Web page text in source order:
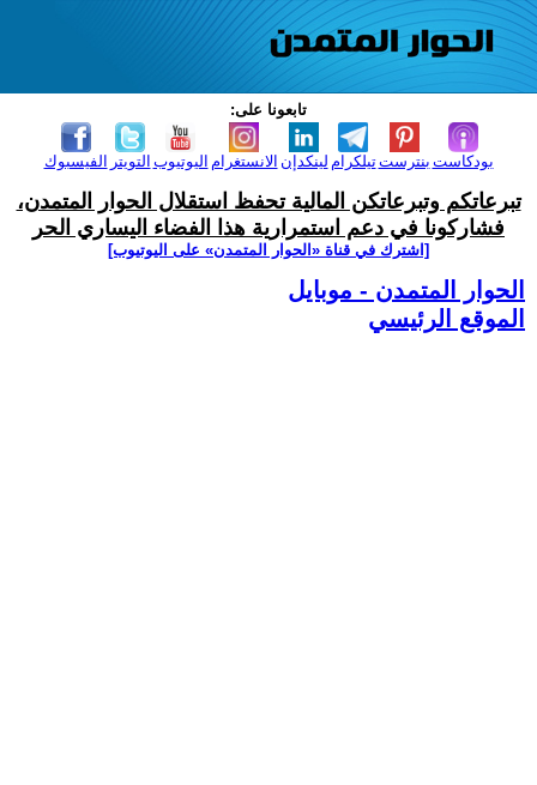
تابعونا على:
الفيسبوك التويتر اليوتيوب الانستغرام لينكدإن تيلكرامبنترست بودكاست
تبرعاتكم وتبرعاتكن المالية تحفظ استقلال الحوار المتمدن،
فشاركونا في دعم استمرارية هذا الفضاء اليساري الحر
[اشترك في قناة ‫«الحوار المتمدن» على اليوتيوب]
الحوار المتمدن - موبايل
الموقع الرئيسي